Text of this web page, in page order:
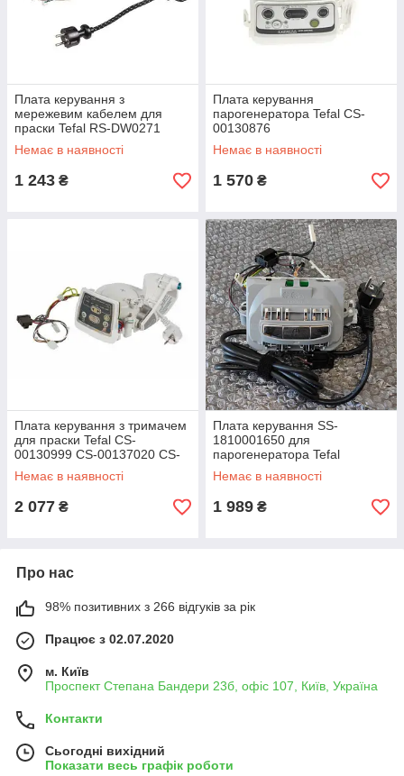
Плата керування з
мережевим кабелем для
праски Tefal RS-DW0271
Немає в наявності
1 243 ₴
Плата керування
парогенератора Tefal CS-
00130876
Немає в наявності
1 570 ₴
Плата керування з тримачем
для праски Tefal CS-
00130999 CS-00137020 CS-
00137021
Немає в наявності
2 077 ₴
Плата керування SS-
1810001650 для
парогенератора Tefal
GV9820 (с передньою
панеллю)
Немає в наявності
1 989 ₴
Про нас
98% позитивних з 266 відгуків за рік
Працює з 02.07.2020
м. Київ
Проспект Степана Бандери 23б, офіс 107, Київ, Україна
Контакти
Сьогодні вихідний
Показати весь графік роботи